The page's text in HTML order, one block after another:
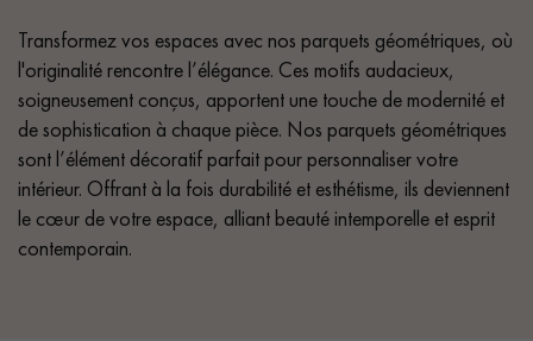
Transformez vos espaces avec nos parquets géométriques, où
l'originalité rencontre l’élégance. Ces motifs audacieux,
soigneusement conçus, apportent une touche de modernité et
de sophistication à chaque pièce. Nos parquets géométriques
sont l’élément décoratif parfait pour personnaliser votre
intérieur. Offrant à la fois durabilité et esthétisme, ils deviennent
le cœur de votre espace, alliant beauté intemporelle et esprit
contemporain.